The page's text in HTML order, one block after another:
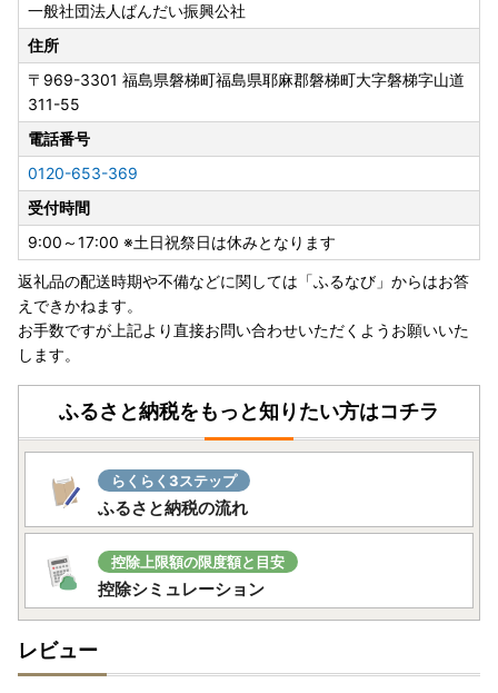
一般社団法人ばんだい振興公社
住所
〒969-3301 福島県磐梯町福島県耶麻郡磐梯町大字磐梯字山道
311-55
電話番号
0120-653-369
受付時間
9:00～17:00 ※土日祝祭日は休みとなります
返礼品の配送時期や不備などに関しては「ふるなび」からはお答
えできかねます。
お手数ですが上記より直接お問い合わせいただくようお願いいた
します。
ふるさと納税をもっと知りたい方はコチラ
らくらく3ステップ
ふるさと納税の流れ
控除上限額の限度額と目安
控除シミュレーション
レビュー